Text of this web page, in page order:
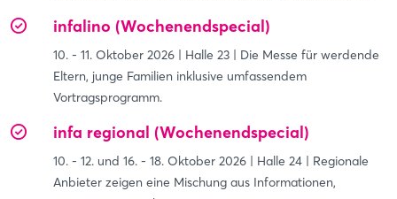
infalino (Wochenendspecial)
10. - 11. Oktober 2026 | Halle 23 | Die Messe für werdende
Eltern, junge Familien inklusive umfassendem
Vortragsprogramm.
infa regional (Wochenendspecial)
10. - 12. und 16. - 18. Oktober 2026 | Halle 24 | Regionale
Anbieter zeigen eine Mischung aus Informationen,
Login